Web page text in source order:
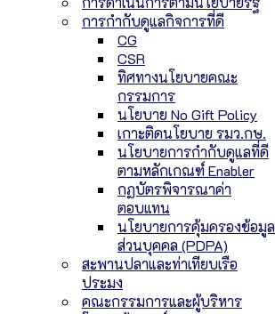
การกำกับดูแลกิจการที่ดี
CG
CSR
ทิศทางนโยบายคณะ
กรรมการ
นโยบาย No Gift Policy
เกาะติดนโยบาย รมว.กษ.
นโยบายการกำกับดูแลที่ดี
ตามหลักเกณฑ์ Enabler
กฏบัตรพิจารณาค่า
ตอบแทน
นโยบายการคุ้มครองข้อมูล
ส่วนบุคคล (PDPA)
สะพานปลาและท่าเทียบเรือ
ประมง
คณะกรรมการและผู้บริหาร